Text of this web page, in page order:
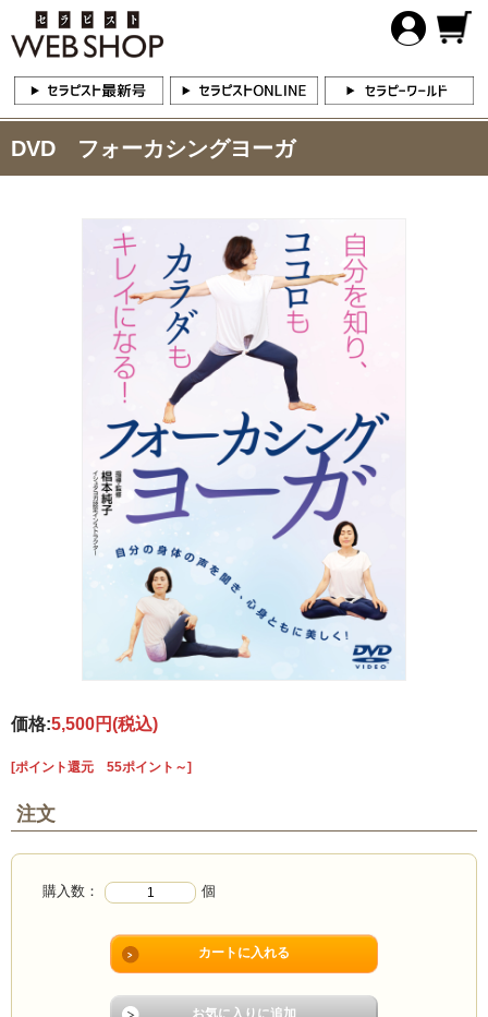
DVD フォーカシングヨーガ
価格:5,500円(税込)
[ポイント還元 55ポイント～]
注文
購入数： 個